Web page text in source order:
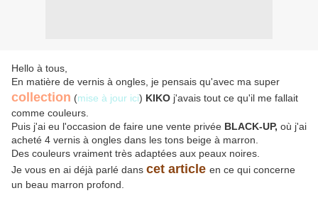
Hello à tous,
En matière de vernis à ongles, je pensais qu'avec ma super
collection (mise à jour ici) KIKO j'avais tout ce qu'il me fallait
comme couleurs.
Puis j'ai eu l'occasion de faire une vente privée BLACK-UP, où j'ai
acheté 4 vernis à ongles dans les tons beige à marron.
Des couleurs vraiment très adaptées aux peaux noires.
Je vous en ai déjà parlé dans cet article en ce qui concerne
un beau marron profond.